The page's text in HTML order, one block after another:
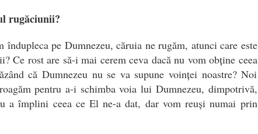
rugăciunii?
îndupleca pe Dumnezeu, căruia ne rugăm, atunci care este
Ce rost are să-i mai cerem ceva dacă nu vom obține ceea
că Dumnezeu nu se va supune voinței noastre? Noi
pentru a-i schimba voia lui Dumnezeu, dimpotrivă,
a împlini ceea ce El ne-a dat, dar vom reuși numai prin